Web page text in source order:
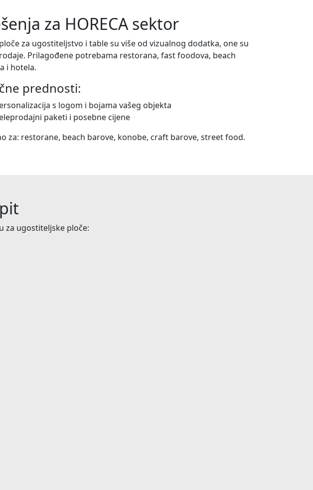
za HORECA sektor
za ugostiteljstvo i table su više od vizualnog dodatka, one su
Prilagođene potrebama restorana, fast foodova, beach
i hotela.
prednosti:
s logom i bojama vašeg objekta
paketi i posebne cijene
za: restorane, beach barove, konobe, craft barove, street food.
za ugostiteljske ploče: